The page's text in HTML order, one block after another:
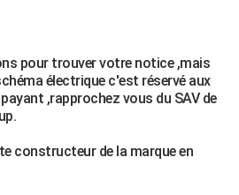
pour trouver votre notice ,mais
électrique c'est réservé aux
,rapprochez vous du SAV de
constructeur de la marque en